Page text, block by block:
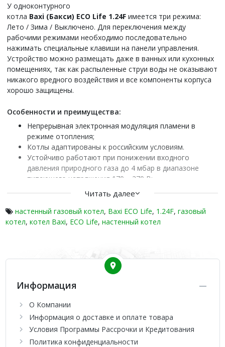
У одноконтурного
котла Baxi (Бакси) ECO Life 1.24F имеется три режима:
Лето / Зима / Выключено. Для переключения между
рабочими режимами необходимо последовательно
нажимать специальные клавиши на панели управления.
Устройство можно размещать даже в ванных или кухонных
помещениях, так как распыленные струи воды не оказывают
никакого вредного воздействия и все компоненты корпуса
хорошо защищены.
Особенности и преимущества:
Непрерывная электронная модуляция пламени в
режиме отопления;
Котлы адаптированы к российским условиям.
Устойчиво работают при понижении входного
давления природного газа до 4 мбар в диапазоне
питающего напряжения 170 – 270 В;
Рассекатели пламени на горелке изготовлены из
нержавеющей стали;
Возможна перенастройка для работы на сжиженном
Латунная гидравлическая группа;
Турбинный датчик протока горячей воды
(расходомер);
встроенным автоматическим воздухоотводчиком;
Первичный медный теплообменник, покрытый
специальным составом для дополнительной защиты
от коррозии;
Читать далее
настенный газовый котел, Baxi ECO Life, 1.24F, газовый
котел, котел Baxi, ECO Life, настенный котел
Информация
О Компании
Информация о доставке и оплате товара
Условия Программы Рассрочки и Кредитования
Политика конфиденциальности